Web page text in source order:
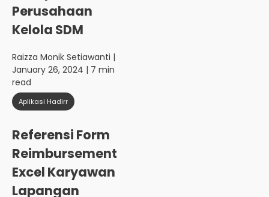
Perusahaan
Kelola SDM
Raizza Monik Setiawanti |
January 26, 2024 | 7 min
read
Aplikasi Hadirr
Referensi Form
Reimbursement
Excel Karyawan
Lapangan